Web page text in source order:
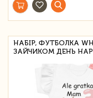
НАБІР, ФУТБОЛКА
ЗАЙЧИКОМ ДЕНЬ